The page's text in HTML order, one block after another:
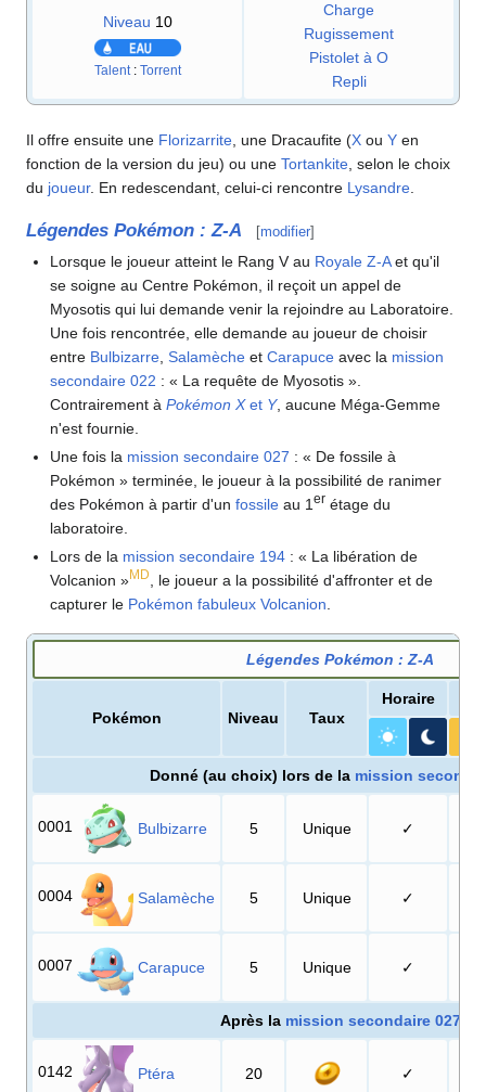
Niveau 10
Talent : Torrent
Charge
Rugissement
Pistolet à O
Repli
Il offre ensuite une Florizarrite, une Dracaufite (X ou Y en
fonction de la version du jeu) ou une Tortankite, selon le choix
du joueur. En redescendant, celui-ci rencontre Lysandre.
Légendes Pokémon : Z-A [modifier]
Lorsque le joueur atteint le Rang V au Royale Z-Aet qu'il
se soigne au Centre Pokémon, il reçoit un appel de
Myosotis qui lui demande venir la rejoindre au Laboratoire.
Une fois rencontrée, elle demande au joueur de choisir
entre Bulbizarre ,Salamèche etCarapuce avec la mission
secondaire 022 : « La requête de Myosotis »
Contrairement àPokémon Xet Y, aucune Méga-Gemme
n'est fournie.
Une fois la mission secondaire 027 : « De fossile à
Pokémon » terminée, le joueur à la possibilité de ranimer
des Pokémon à partir d'unfossile au 1er étage du
laboratoire.
Lors de la mission secondaire 194 : « La libération de
Volcanion »MD, le joueur a la possibilité d'affronter et de
capturer le Pokémon fabuleux Volcanion.
Légendes Pokémon : Z-A
Pokémon Niveau Taux
Horaire
Donné (au choix) lors de la mission
0001 Bulbizarre 5 Unique ✓
0004 Salamèche 5 Unique ✓
0007 Carapuce 5 Unique ✓
Après la mission secondaire 027
0142 Ptéra 20 ✓